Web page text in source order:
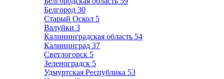
Белгород 30
Старый Оскол 5
Валуйки 3
Калининградская область 54
Калининград 37
Светлогорск 5
Зеленоградск 5
Удмуртская Республика 53